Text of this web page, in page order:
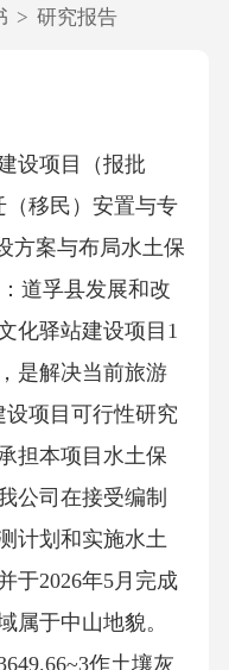
> 研究报告
设项目（报批
移民）安置与专
方案与布局水土保
道孚县发展和改
化驿站建设项目1
是解决当前旅游
项目可行性研究
担本项目水土保
公司在接受编制
计划和实施水土
于2026年5月完成
属于中山地貌。
作土壤灰